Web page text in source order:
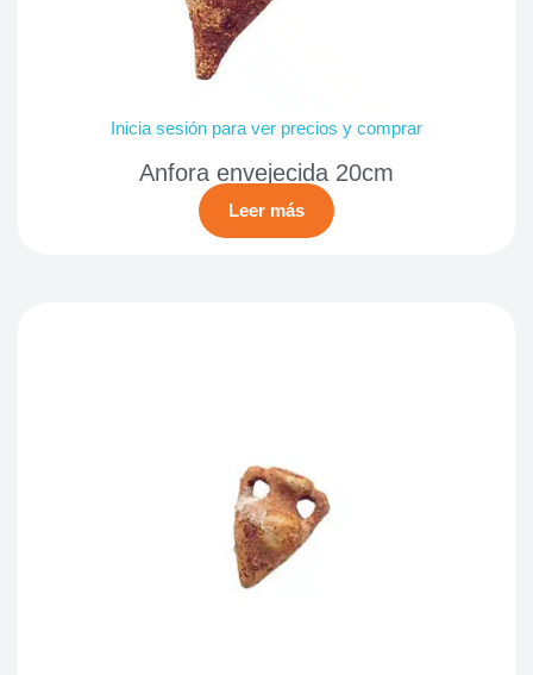
Inicia sesión para ver precios y comprar
Anfora envejecida 20cm
Leer más